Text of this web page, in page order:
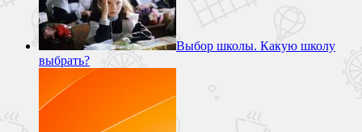
Выбор школы. Какую школу
выбрать?